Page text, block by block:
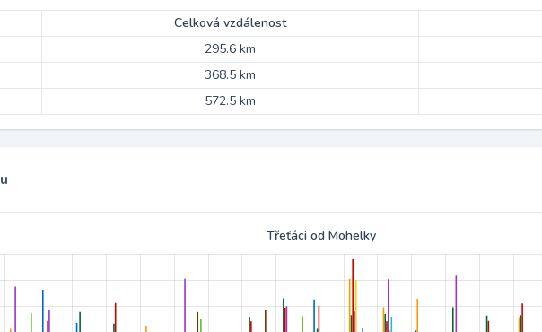
Celková vzdálenost
295.6 km
368.5 km
572.5 km
Třeťáci od Mohelky